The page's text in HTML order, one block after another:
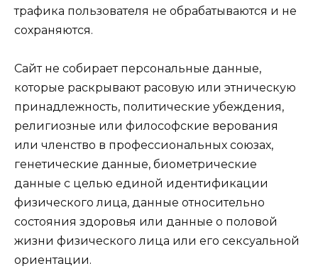
трафика пользователя не обрабатываются и не
сохраняются.
Сайт не собирает персональные данные,
которые раскрывают расовую или этническую
принадлежность, политические убеждения,
религиозные или философские верования
или членство в профессиональных союзах,
генетические данные, биометрические
данные с целью единой идентификации
физического лица, данные относительно
состояния здоровья или данные о половой
жизни физического лица или его сексуальной
ориентации.